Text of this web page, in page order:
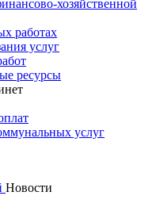
хозяйственной
работах
услуг
ресурсы
услуг
Новости